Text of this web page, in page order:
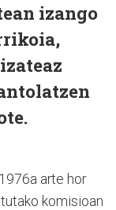
izango
arte hor
komisioan